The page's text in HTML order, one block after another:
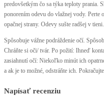
predovšetkým čo sa týka teploty prania.
ponorením odevu do vlažnej vody. Perte
opačnej strany. Odevy sušte radšej v tieni.
Spôsobuje vážne podráždenie očí.
Chráňte si oči/ tvár. Po požití: Ihneď
zasiahnutí očí: Niekoľko minút ich
a ak je to možné, odstráňte ich.
Napísať recenziu